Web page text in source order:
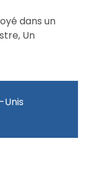
dans un
Un
Unis